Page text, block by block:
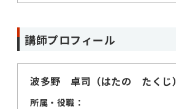
講師プロフィール
波多野 卓司（はたの たくじ）
所属・役職：